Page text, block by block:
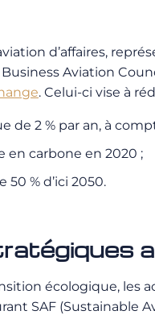
d’affaires,
Aviation
. Celui-ci vise à
de 2 % par an, à
en carbone en 2020 ;
50 % d’ici 2050.
écologique, les
SAF